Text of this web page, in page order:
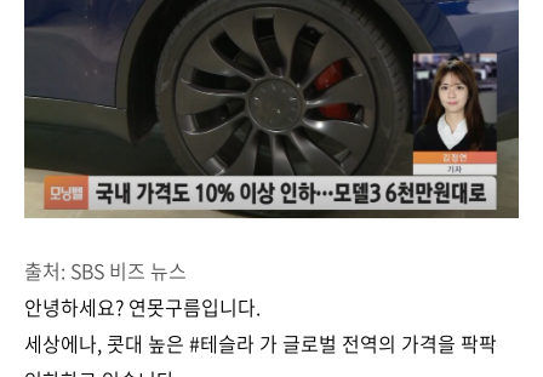
출처: SBS 비즈 뉴스
안녕하세요? 연못구름입니다.
세상에나, 콧대 높은 #테슬라 가 글로벌 전역의 가격을 팍팍